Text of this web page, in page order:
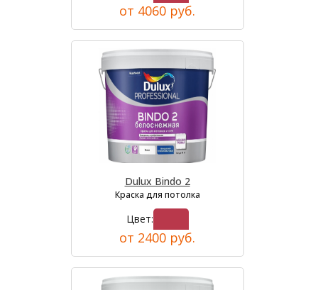
от 4060 руб.
Dulux Bindo 2
Краска для потолка
Цвет:
от 2400 руб.